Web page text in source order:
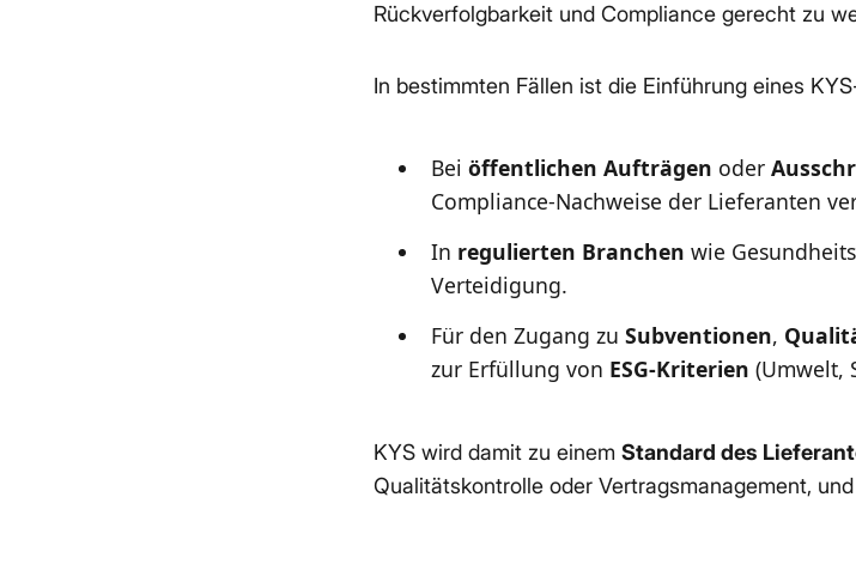
Rückverfolgbarkeit und Compliance gerecht zu
In bestimmten Fällen ist die Einführung eines
Bei öffentlichen Aufträgen oder
Compliance-Nachweise der Lieferanten
In regulierten Branchen wie
Verteidigung.
Für den Zugang zu Subventionen,
zur Erfüllung von ESG-Kriterien (Umwelt,
KYS wird damit zu einem Standard des
Qualitätskontrolle oder Vertragsmanagement,